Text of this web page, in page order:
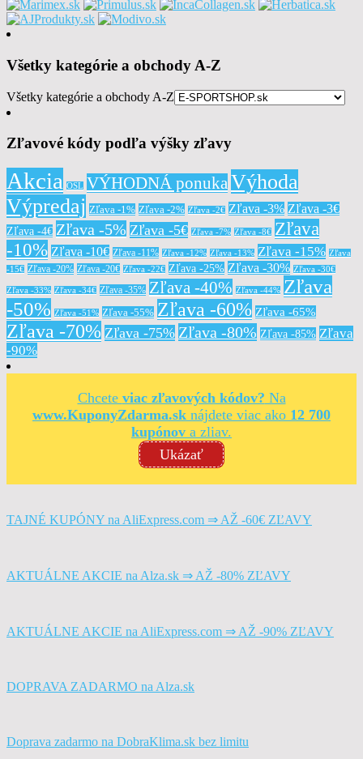
Všetky kategórie a obchody A-Z
Všetky kategórie a obchody A-Z
Zľavové kódy podľa výšky zľavy
Akcia OSL VÝHODNÁ ponukaVýhoda
Výpredaj Zľava -1% Zľava -2% Zľava -2€ Zľava -3% Zľava -3€
Zľava -4€ Zľava -5% Zľava -5€ Zľava -7% Zľava -8€ Zľava
-10% Zľava -10€ Zľava -11% Zľava -12% Zľava -13% Zľava -15% Zľava
-15€ Zľava -20% Zľava -20€ Zľava -22€ Zľava -25% Zľava -30% Zľava -30€
Zľava -33% Zľava -34€ Zľava -35% Zľava -40% Zľava -44% Zľava
-50% Zľava -51% Zľava -55% Zľava -60% Zľava -65%
Zľava -70% Zľava -75% Zľava -80% Zľava -85% Zľava
-90%
Chcete viac zľavových kódov? Na
www.KuponyZdarma.sk nájdete viac ako 12 700
kupónov a zliav.
Ukázať
TAJNÉ KUPÓNY na AliExpress.com ⇒ AŽ -60€ ZĽAVY
AKTUÁLNE AKCIE na Alza.sk ⇒ AŽ -80% ZĽAVY
AKTUÁLNE AKCIE na AliExpress.com ⇒ AŽ -90% ZĽAVY
DOPRAVA ZADARMO na Alza.sk
Doprava zadarmo na DobraKlima.sk bez limitu